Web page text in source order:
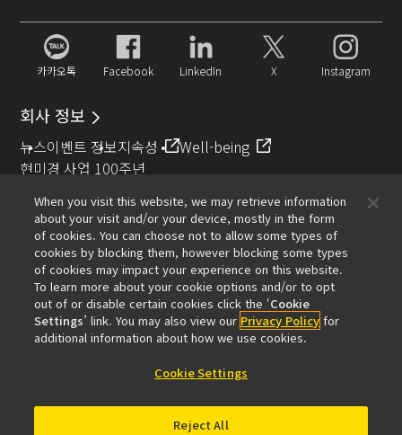
카카오톡 Facebook LinkedIn X Instagram
회사 정보
뉴스이벤트 정보지속성
Well-being
현미경 사업 100주년
추천 링크
대물렌즈 셀렉터 Resolution CalculatorPubScopeOEM
Nikon Small World
MicroscopyU
기타 니콘 제품
카메라 및 쌍안경 관련 제품
산업용 계측 제품
When you visit this website, we may retrieve information
about your visit and/or your device, mostly in the form
of cookies. You can choose not to allow some types of
cookies by blocking them, however blocking some types
of cookies may impact your experience on this website.
To learn more about your cookie options and/or to opt
out of or disable certain cookies click the ‘Cookie
Settings’ link. You may also view our Privacy Policy for
additional information about how we use cookies.
Cookie Settings
Reject All